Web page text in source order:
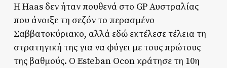
Η Haas δεν ήταν πουθενά στο GP Αυστραλίας
που άνοιξε τη σεζόν το περασμένο
Σαββατοκύριακο, αλλά εδώ εκτέλεσε τέλεια τη
στρατηγική της για να φύγει με τους πρώτους
της βαθμούς. Ο Esteban Ocon κράτησε τη 10η